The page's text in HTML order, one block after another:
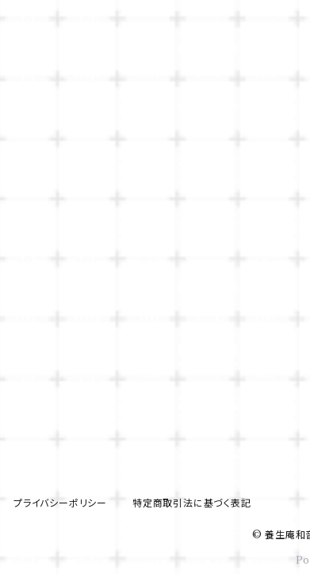
プライバシーポリシー 特定商取引法に基づく表記
© 養生庵和